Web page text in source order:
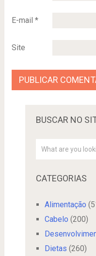
E-mail *
Site
BUSCAR NO
CATEGORIAS
Alimentação
Cabelo (200)
Dietas (260)